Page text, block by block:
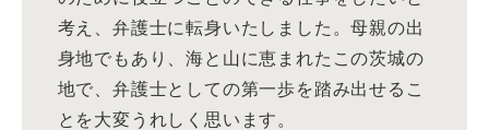
考え、弁護士に転身いたしました。母親の出
身地でもあり、海と山に恵まれたこの茨城の
地で、弁護士としての第一歩を踏み出せるこ
とを大変うれしく思います。